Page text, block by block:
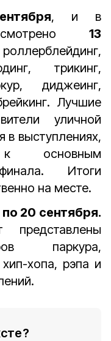
, и в
13
трикинг,
диджеинг,
Лучшие
уличной
в выступлениях,
основным
Итоги
на месте.
по 20 сентября.
паркура,
хопа, рэпа и